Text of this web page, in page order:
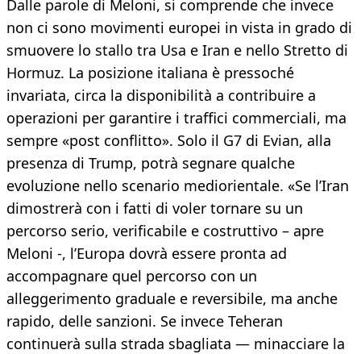
Dalle parole di Meloni, si comprende che invece
non ci sono movimenti europei in vista in grado di
smuovere lo stallo tra Usa e Iran e nello Stretto di
Hormuz. La posizione italiana è pressoché
invariata, circa la disponibilità a contribuire a
operazioni per garantire i traffici commerciali, ma
sempre «post conflitto». Solo il G7 di Evian, alla
presenza di Trump, potrà segnare qualche
evoluzione nello scenario mediorientale. «Se l’Iran
dimostrerà con i fatti di voler tornare su un
percorso serio, verificabile e costruttivo – apre
Meloni -, l’Europa dovrà essere pronta ad
accompagnare quel percorso con un
alleggerimento graduale e reversibile, ma anche
rapido, delle sanzioni. Se invece Teheran
continuerà sulla strada sbagliata — minacciare la